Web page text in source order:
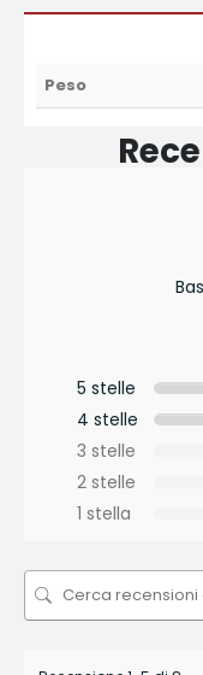
Peso
5 stelle
4 stelle
3 stelle
2 stelle
1 stella